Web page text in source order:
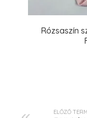
Rózsaszín
ELŐZŐ